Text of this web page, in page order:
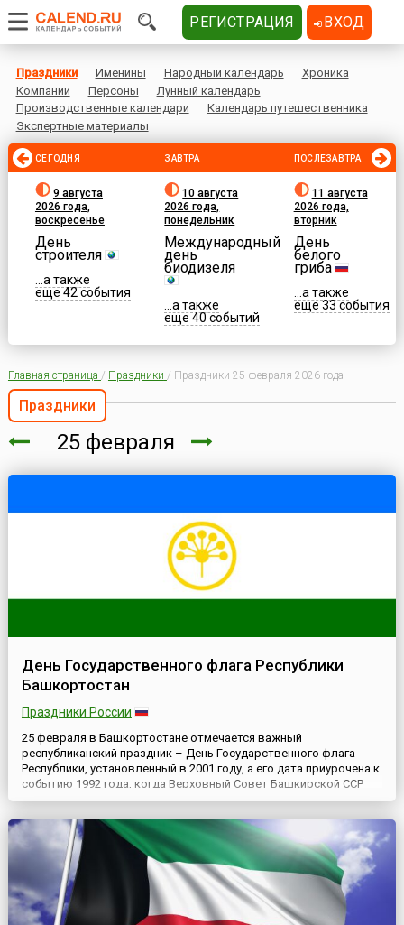
Праздники Именины Народный календарь
Хроника
Компании
Персоны
Лунный календарь
Производственные календари
Календарь путешественника
Экспертные материалы
СЕГОДНЯ
9 августа
2026 года,
воскресенье
День
строителя
...а также
еще 42 события
ЗАВТРА
10 августа
2026 года,
понедельник
Международный
день
биодизеля
...а также
еще 40 событий
ПОСЛЕЗАВТРА
11 августа
2026 года,
вторник
День
белого
гриба
...а также
еще 33 события
Главная страница / Праздники / Праздники 25 февраля 2026 года
Праздники
25 февраля
День Государственного флага Республики
Башкортостан
Праздники России
25 февраля в Башкортостане отмечается важный
республиканский праздник – День Государственного флага
Республики, установленный в 2001 году, а его дата приурочена к
событию 1992 года, когда Верховный Совет Башкирской ССР
утвердил новый флаг региона, ставшего символом
(неофициально употребляется и название Башкирия) – субъект
Российской Фед...
РЕГИСТРАЦИЯ ВХОД